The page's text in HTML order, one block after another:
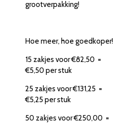
grootverpakking!
Hoe meer, hoe goedkoper!
15 zakjes voor €82,50 =
€5,50 per stuk
25 zakjes voor €131,25 =
€5,25 per stuk
50 zakjes voor €250,00 =